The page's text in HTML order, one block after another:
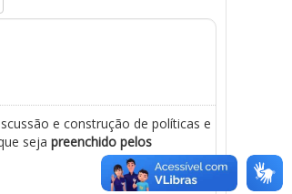
e construção de políticas e
seja preenchido pelos